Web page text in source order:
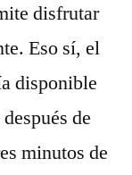
disfrutar
Eso sí, el
disponible
de
minutos de